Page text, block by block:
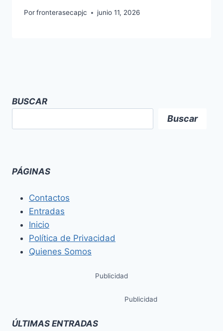
Porfronterasecapjc junio 11, 2026
BUSCAR
Buscar
PÁGINAS
Contactos
Entradas
Inicio
Política de Privacidad
Quienes Somos
Publicidad
Publicidad
ÚLTIMAS ENTRADAS